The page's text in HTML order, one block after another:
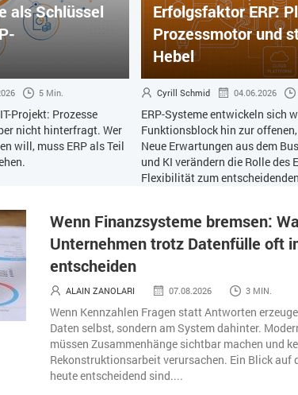
als Schlüssel
5 Min.
Projekt: Prozesse
nicht hinterfragt. Wer
will, muss ERP als Teil
Erfolgsfaktor ERP:
Prozessmotor und
Hebel
Cyrill Schmid 04.06.2026
ERP-Systeme entwickeln sich
Funktionsblock hin zur
Neue Erwartungen aus dem
und KI verändern die Rolle des
Flexibilität zum
Wenn Finanzsysteme bremsen:
Unternehmen trotz Datenfülle oft
entscheiden
ALAIN ZANOLARI 07.08.2026 3 MIN.
Wenn Kennzahlen Fragen statt Antworten
Daten selbst, sondern am System dahinter.
müssen Zusammenhänge sichtbar machen und
Rekonstruktionsarbeit verursachen. Ein Blick auf
heute entscheidend sind....